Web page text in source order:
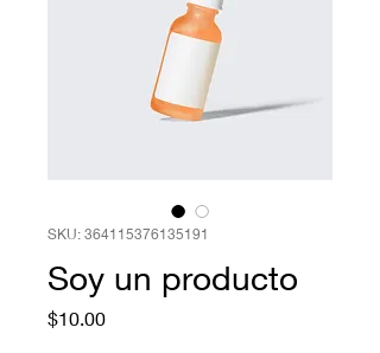
SKU: 364115376135191
Soy un producto
$10.00Precio